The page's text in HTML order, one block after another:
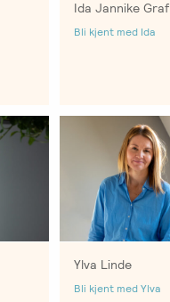
Ida Jannike Graf
Bli kjent med Ida
Ylva Linde
Bli kjent med Ylva